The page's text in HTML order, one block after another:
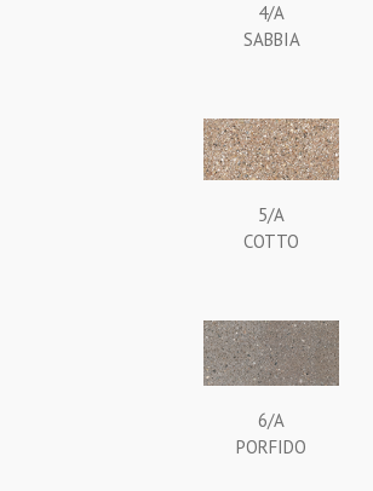
4/A
SABBIA
5/A
COTTO
6/A
PORFIDO